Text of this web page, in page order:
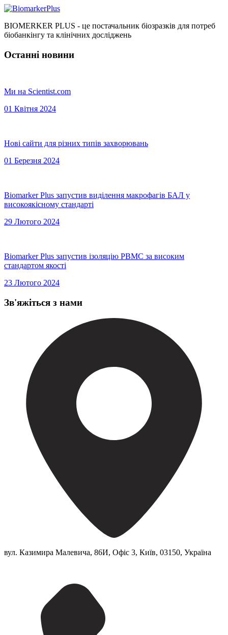
BIOMERKER PLUS - це постачальник біозразків для потреб
біобанкінгу та клінічних досліджень
Останні новини
Ми на Scientist.com
01 Квітня 2024
Нові сайти для різних типів захворювань
01 Березня 2024
Biomarker Plus запустив виділення макрофагів БАЛ у
високоякісному стандарті
29 Лютого 2024
Biomarker Plus запустив ізоляцію PBMC за високим
стандартом якості
23 Лютого 2024
Зв'яжіться з нами
вул. Казимира Малевича, 86И, Офіс 3, Київ, 03150, Україна